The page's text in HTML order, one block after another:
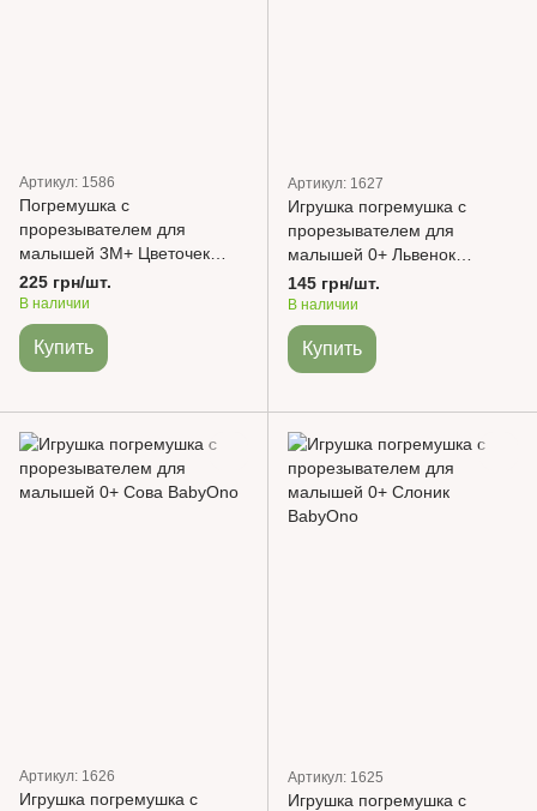
Артикул: 1586
Погремушка с
прорезывателем для
малышей 3М+ Цветочек
BabyOno
225 грн/шт.
В наличии
Купить
Артикул: 1627
Игрушка погремушка с
прорезывателем для
малышей 0+ Львенок
BabyOno
145 грн/шт.
В наличии
Купить
Артикул: 1626
Игрушка погремушка с
Артикул: 1625
Игрушка погремушка с